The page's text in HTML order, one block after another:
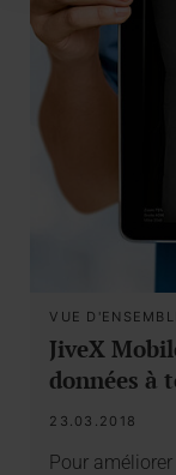
VUE
JiveX
données à
23.03.2018
Pour